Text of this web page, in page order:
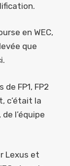
en WEC,
que
FP1, FP2
c’était la
l’équipe
Lexus et